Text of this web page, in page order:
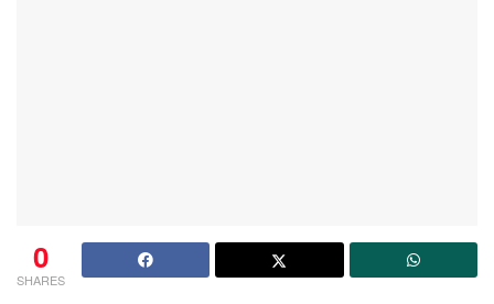
0
SHARES